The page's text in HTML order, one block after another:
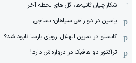
شکارچیان ثانیه‌ها، گل های لحظه آخر
یاسین در دو راهی سپاهان- نساجی
کانسلو در تمرین الهلال: رویای بارسا نابود شد؟
تراکتور دو هافبک در دروازه‌اش دارد!